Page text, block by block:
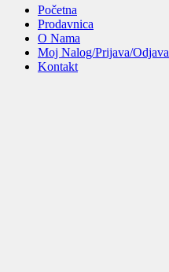
Početna
Prodavnica
O Nama
Moj Nalog/Prijava/Odjava
Kontakt